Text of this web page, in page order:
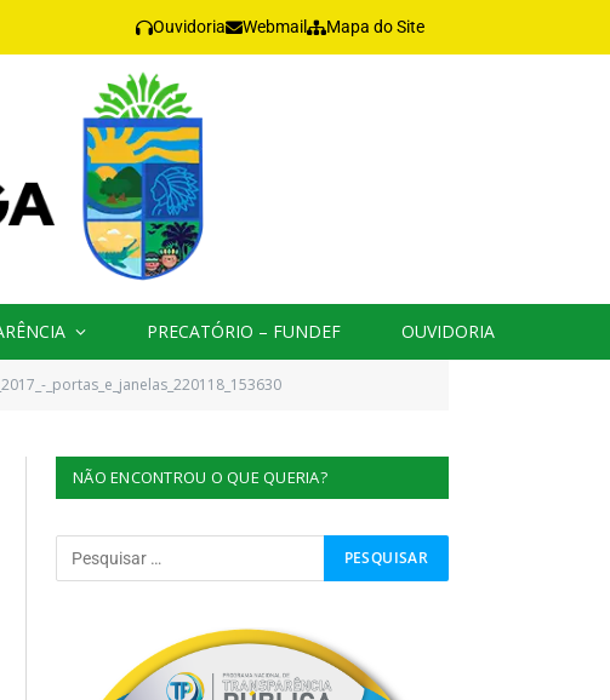
Ouvidoria Webmail Mapa do Site
PRECATÓRIO – FUNDEF OUVIDORIA
_portas_e_janelas_220118_153630
NÃO ENCONTROU O QUE QUERIA?